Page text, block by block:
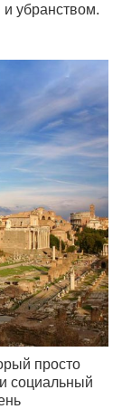
убранством.
просто
социальный